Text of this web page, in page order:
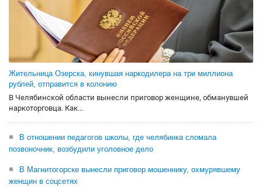
Жительница Озерска, кинувшая наркодилера на три миллиона
рублей, отправится в колонию
В Челябинской области вынесли приговор женщине, обманувшей
наркоторговца. Как...
В отношении педагогов школы, где челябинка сломала
позвоночник, возбудили уголовное дело
В Магнитогорске вынесли приговор мошеннику, охмурявшему
женщин в соцсетях